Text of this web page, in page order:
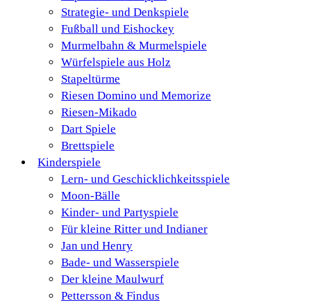
Strategie- und Denkspiele
Fußball und Eishockey
Murmelbahn & Murmelspiele
Würfelspiele aus Holz
Stapeltürme
Riesen Domino und Memorize
Riesen-Mikado
Dart Spiele
Brettspiele
Kinderspiele
Lern- und Geschicklichkeitsspiele
Moon-Bälle
Kinder- und Partyspiele
Für kleine Ritter und Indianer
Jan und Henry
Bade- und Wasserspiele
Der kleine Maulwurf
Pettersson & Findus